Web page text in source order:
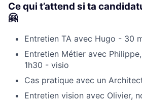
Ce qui t’attend si ta
🤗
Entretien TA avec Hugo - 30
Entretien Métier avec
1h30 - visio
Cas pratique avec un
Entretien vision avec Olivier,